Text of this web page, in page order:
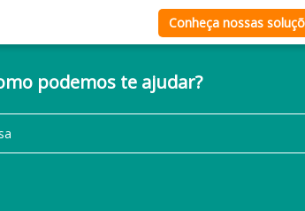
Conheça nossas
podemos te ajudar?